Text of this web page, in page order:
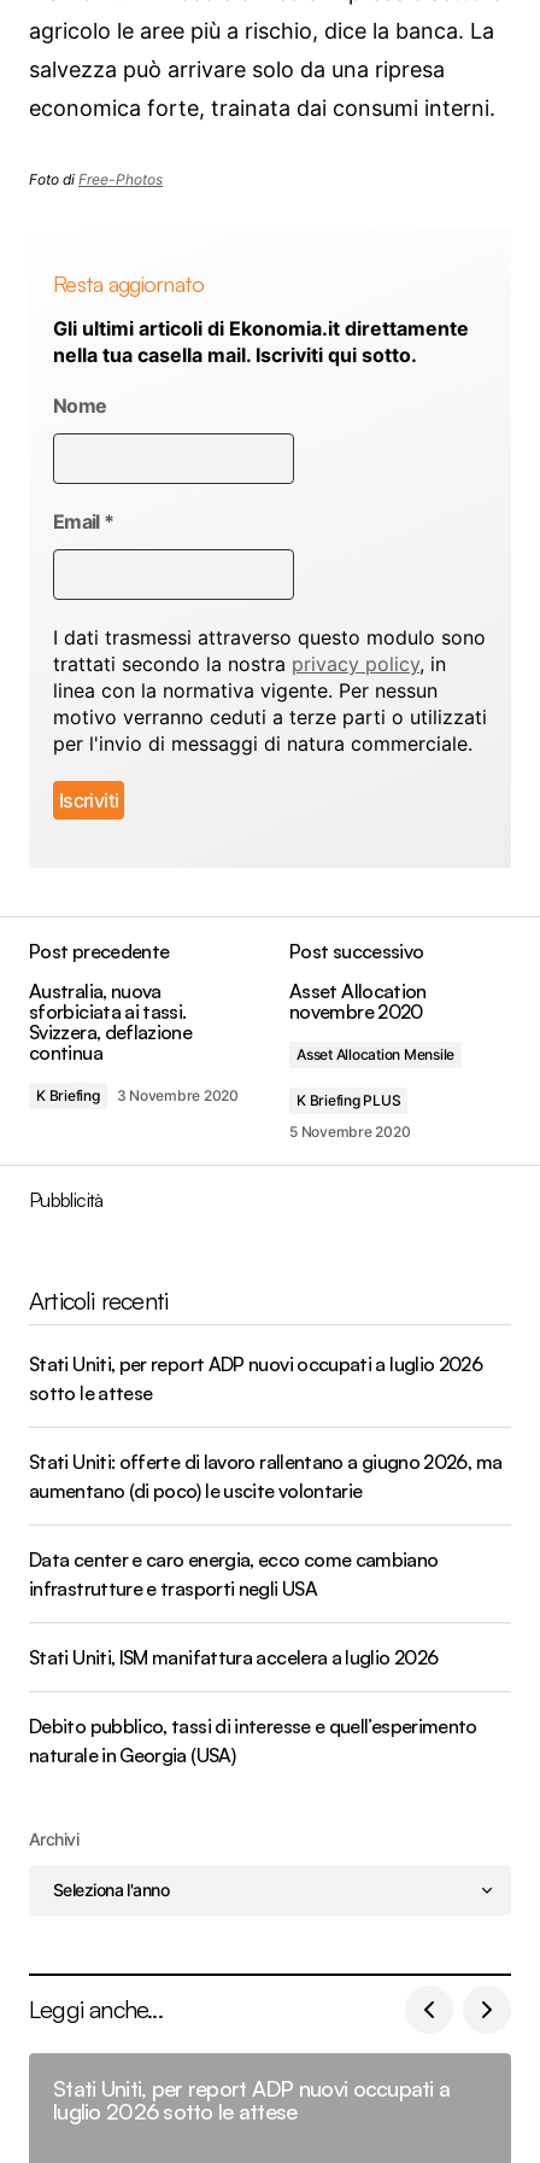
agricolo le aree più a rischio, dice la banca. La
salvezza può arrivare solo da una ripresa
economica forte, trainata dai consumi interni.
Foto di Free-Photos
Resta aggiornato
Gli ultimi articoli di Ekonomia.it direttamente
nella tua casella mail. Iscriviti qui sotto.
Nome
Email *
I dati trasmessi attraverso questo modulo sono
trattati secondo la nostra privacy policy, in
linea con la normativa vigente. Per nessun
motivo verranno ceduti a terze parti o utilizzati
per l'invio di messaggi di natura commerciale.
Post precedente
Australia, nuova
sforbiciata ai tassi.
Svizzera, deflazione
continua
K Briefing 3 Novembre 2020
Post successivo
Asset Allocation
novembre 2020
Asset Allocation Mensile
K Briefing PLUS
5 Novembre 2020
Pubblicità
Articoli recenti
Stati Uniti, per report ADP nuovi occupati a luglio 2026
sotto le attese
Stati Uniti: offerte di lavoro rallentano a giugno 2026, ma
aumentano (di poco) le uscite volontarie
Data center e caro energia, ecco come cambiano
infrastrutture e trasporti negli USA
Stati Uniti, ISM manifattura accelera a luglio 2026
Debito pubblico, tassi di interesse e quell’esperimento
naturale in Georgia (USA)
Archivi
Leggi anche...
Stati Uniti, per report ADP nuovi occupati a
luglio 2026 sotto le attese